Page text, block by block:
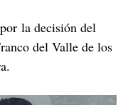
la decisión del
del Valle de los